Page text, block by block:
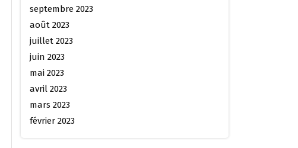
septembre 2023
août 2023
juillet 2023
juin 2023
mai 2023
avril 2023
mars 2023
février 2023